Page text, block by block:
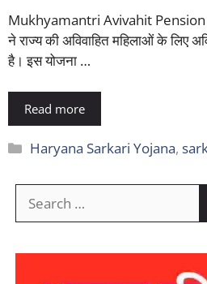
Mukhyamantri Avivahit Pension
ने राज्य की अविवाहित महिलाओं के लिए
है। इस योजना …
Read more
Categories
Haryana Sarkari Yojana,
for: